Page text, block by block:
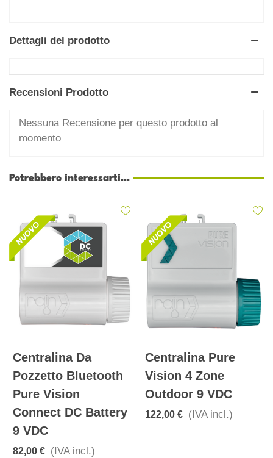
Dettagli del prodotto
Recensioni Prodotto
Nessuna Recensione per questo prodotto al
momento
Potrebbero interessarti...
Centralina Da
Pozzetto Bluetooth
Pure Vision
Connect DC Battery
9 VDC
82,00 € (IVA incl.)
Centralina Pure
Vision 4 Zone
Outdoor 9 VDC
122,00 € (IVA incl.)